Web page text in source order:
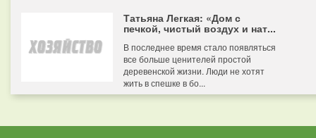
Татьяна Легкая: «Дом с
печкой, чистый воздух и нат...
В последнее время стало появляться
все больше ценителей простой
деревенской жизни. Люди не хотят
жить в спешке в бо...